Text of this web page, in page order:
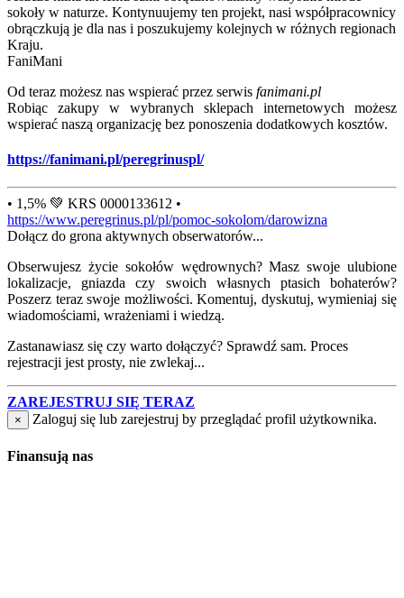
sokoły w naturze. Kontynuujemy ten projekt, nasi współpracownicy
obrączkują je dla nas i poszukujemy kolejnych w różnych regionach
Kraju.
FaniMani
Od teraz możesz nas wspierać przez serwis fanimani.pl
Robiąc zakupy w wybranych sklepach internetowych możesz
wspierać naszą organizację bez ponoszenia dodatkowych kosztów.
https://fanimani.pl/peregrinuspl/
• 1,5% 💚 KRS 0000133612 •
https://www.peregrinus.pl/pl/pomoc-sokolom/darowizna
Dołącz do grona aktywnych obserwatorów...
Obserwujesz życie sokołów wędrownych? Masz swoje ulubione
lokalizacje, gniazda czy swoich własnych ptasich bohaterów?
Poszerz teraz swoje możliwości. Komentuj, dyskutuj, wymieniaj się
wiadomościami, wrażeniami i wiedzą.
Zastanawiasz się czy warto dołączyć? Sprawdź sam. Proces
rejestracji jest prosty, nie zwlekaj...
ZAREJESTRUJ SIĘ TERAZ
× Zaloguj się lub zarejestruj by przeglądać profil użytkownika.
Finansują nas